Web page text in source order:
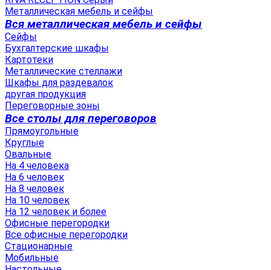
Металлическая мебель и сейфы
Вся металлическая мебель и сейфы
Сейфы
Бухгалтерские шкафы
Картотеки
Металлические стеллажи
Шкафы для раздевалок
другая продукция
Переговорные зоны
Все столы для переговоров
Прямоугольные
Круглые
Овальные
На 4 человека
На 6 человек
На 8 человек
На 10 человек
На 12 человек и более
Офисные перегородки
Все офисные перегородки
Стационарные
Мобильные